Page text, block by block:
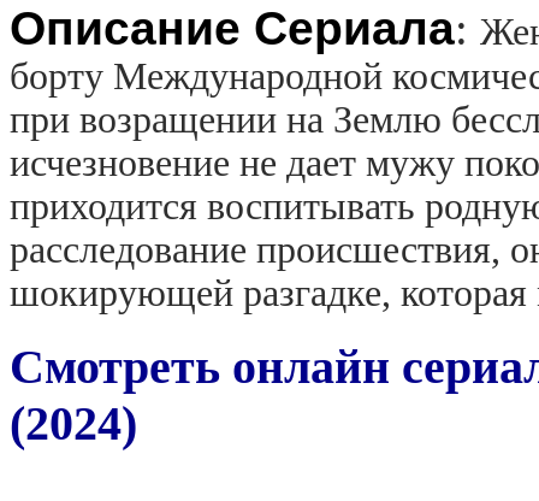
Описание Сериала:
борту Международной
при возращении на Землю
исчезновение не дает мужу
приходится воспитывать
расследование происшествия,
шокирующей разгадке,
Смотреть онлайн
(2024)